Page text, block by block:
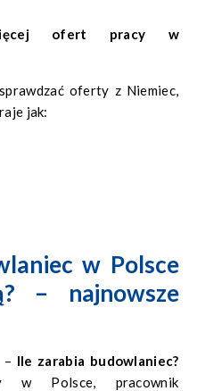
ofert pracy w
oferty z Niemiec,
jak:
w Polsce
– najnowsze
– Ile zarabia budowlaniec?
w Polsce, pracownik